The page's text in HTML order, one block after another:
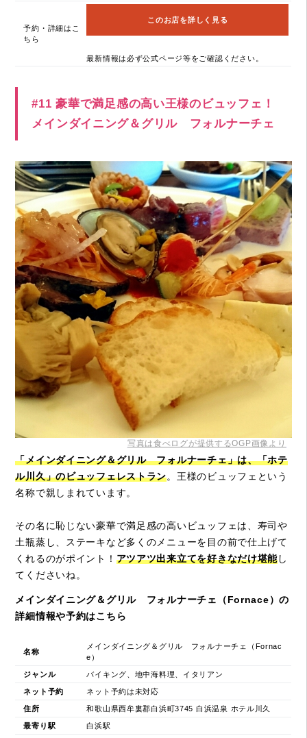
予約・詳細はこ
ちら
このお店を詳しく見る
最新情報は必ず公式ページ等をご確認ください。
#11 豪華で満足感の高い王様のビュッフェ！
メインダイニング＆グリル フォルナーチェ
写真は食べログが提供するOGP画像より
「メインダイニング＆グリル フォルナーチェ」は、「ホテ
ル川久」のビュッフェレストラン。王様のビュッフェという
名称で親しまれています。
その名に恥じない豪華で満足感の高いビュッフェは、寿司や
土瓶蒸し、ステーキなど多くのメニューを目の前で仕上げて
くれるのがポイント！ アツアツ出来立てを好きなだけ堪能し
てくださいね。
メインダイニング＆グリル フォルナーチェ（Fornace）の
詳細情報や予約はこちら
名称
メインダイニング＆グリル フォルナーチェ（Fornac
e）
ジャンル バイキング、地中海料理、イタリアン
ネット予約 ネット予約は未対応
住所 和歌山県西牟婁郡白浜町3745 白浜温泉 ホテル川久
最寄り駅 白浜駅